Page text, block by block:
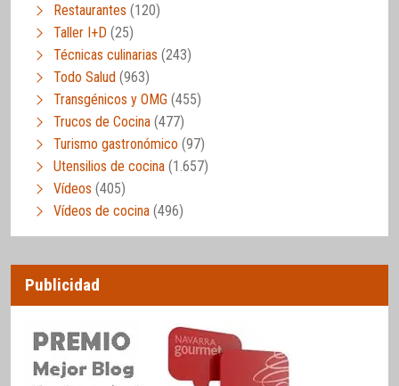
Restaurantes (120)
Taller I+D (25)
Técnicas culinarias (243)
Todo Salud (963)
Transgénicos y OMG (455)
Trucos de Cocina (477)
Turismo gastronómico (97)
Utensilios de cocina (1.657)
Vídeos (405)
Vídeos de cocina (496)
Publicidad